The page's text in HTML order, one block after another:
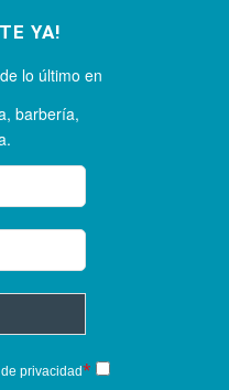
YA!
lo último en
barbería,
privacidad*